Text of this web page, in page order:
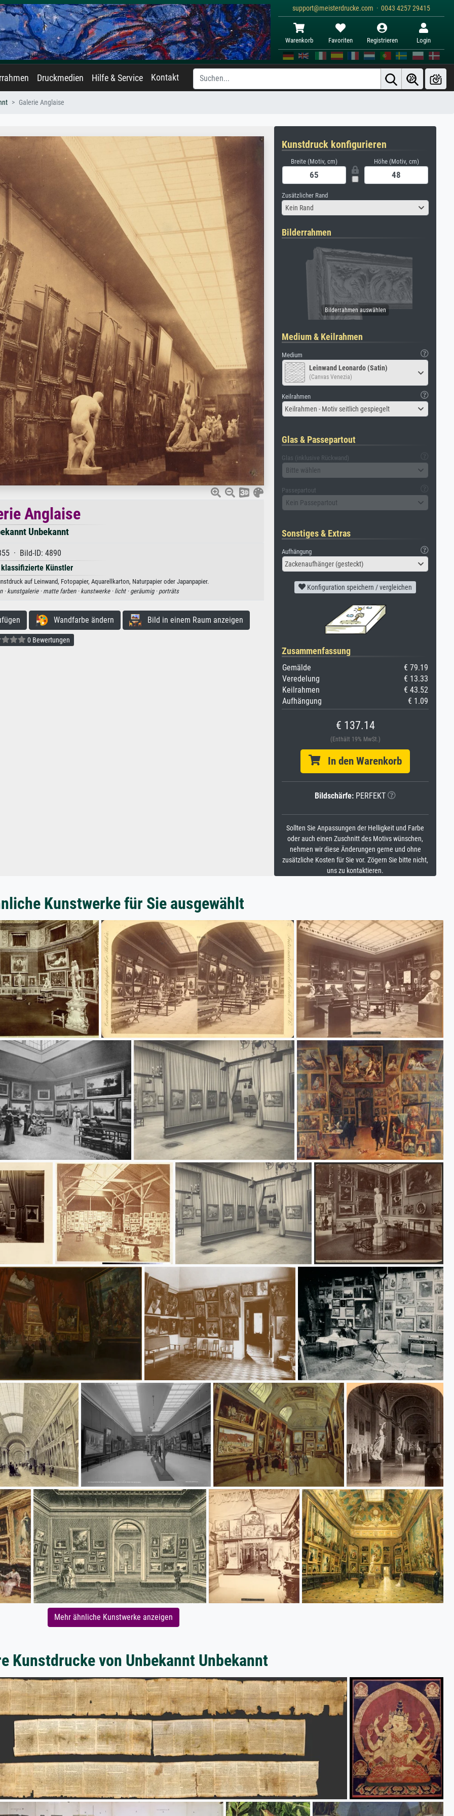
support@meisterdrucke.com · 0043 4257 29415
Warenkorb Favoriten Registrieren Login
Druckmedien Hilfe & Service Kontakt
Galerie Anglaise
Anglaise
Unbekannt
· Bild-ID: 4890
Künstler
auf Leinwand, Fotopapier, Aquarellkarton, Naturpapier oder Japanpapier.
· kunstgalerie · matte farben · kunstwerke · licht · geräumig · porträts
Wandfarbe ändern Bild in einem Raum anzeigen
0 Bewertungen
Kunstdruck konfigurieren
Breite (Motiv, cm) Höhe (Motiv, cm)
Zusätzlicher Rand
Kein Rand
Bilderrahmen
Medium & Keilrahmen
Medium
Leinwand Leonardo (Satin)
(Canvas Venezia)
Keilrahmen
Keilrahmen - Motiv seitlich gespiegelt
Glas & Passepartout
Glas (inklusive Rückwand)
Bitte wählen
Passepartout
Kein Passepartout
Sonstiges & Extras
Aufhängung
Zackenaufhänger (gesteckt)
Konfiguration speichern / vergleichen
Zusammenfassung
Gemälde
€ 79.19
Veredelung
€ 13.33
Keilrahmen
€ 43.52
Aufhängung
€ 1.09
€ 137.14
(Enthält 19% MwSt.)
In den Warenkorb
Bildschärfe: PERFEKT
Sollten Sie Anpassungen der Helligkeit und Farbe
oder auch einen Zuschnitt des Motivs wünschen,
nehmen wir diese Änderungen gerne und ohne
zusätzliche Kosten für Sie vor. Zögern Sie bitte nicht,
uns zu kontaktieren.
Kunstwerke für Sie ausgewählt
Mehr ähnliche Kunstwerke anzeigen
Kunstdrucke von Unbekannt Unbekannt